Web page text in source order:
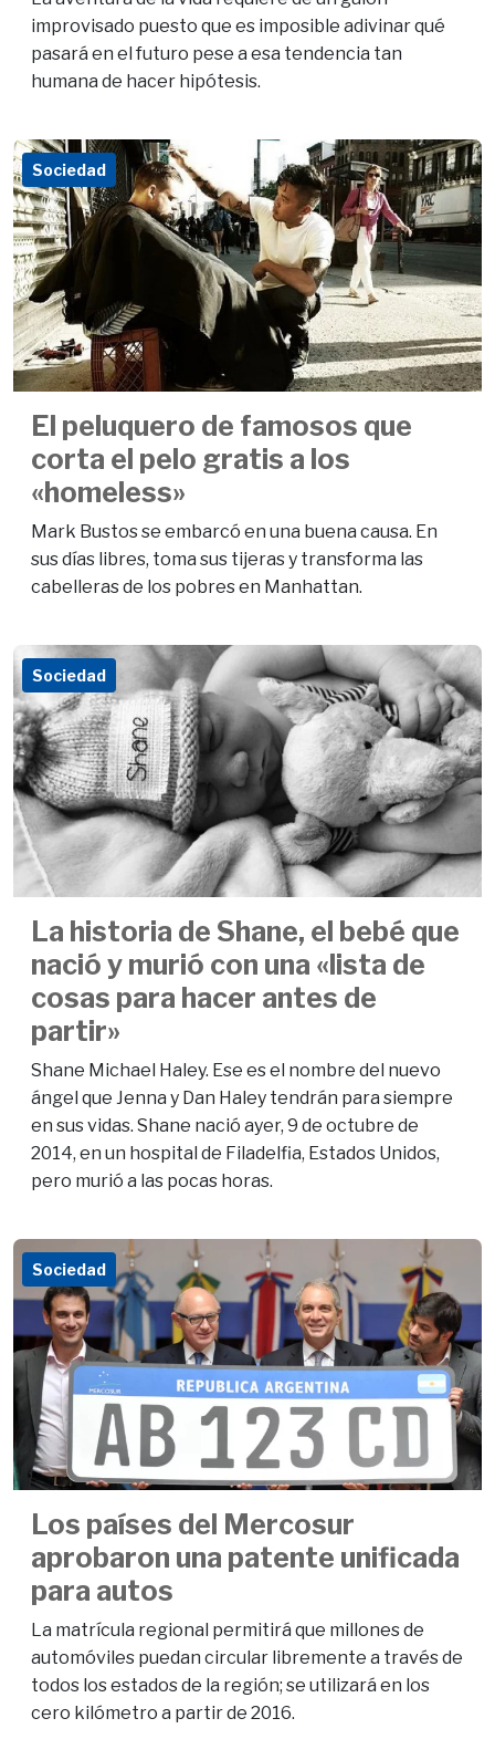
improvisado puesto que es imposible adivinar qué
pasará en el futuro pese a esa tendencia tan
humana de hacer hipótesis.
Sociedad
El peluquero de famosos que
corta el pelo gratis a los
«homeless»
Mark Bustos se embarcó en una buena causa. En
sus días libres, toma sus tijeras y transforma las
cabelleras de los pobres en Manhattan.
Sociedad
La historia de Shane, el bebé que
nació y murió con una «lista de
cosas para hacer antes de
partir»
Shane Michael Haley. Ese es el nombre del nuevo
ángel que Jenna y Dan Haley tendrán para siempre
en sus vidas. Shane nació ayer, 9 de octubre de
2014, en un hospital de Filadelfia, Estados Unidos,
pero murió a las pocas horas.
Sociedad
Los países del Mercosur
aprobaron una patente unificada
para autos
La matrícula regional permitirá que millones de
automóviles puedan circular libremente a través de
todos los estados de la región; se utilizará en los
cero kilómetro a partir de 2016.